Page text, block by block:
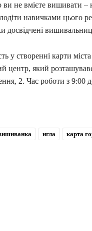
ви не вмієте вишивати
навичками цього
досвідчені
у створенні карти
який
2. Час роботи з
игла карта